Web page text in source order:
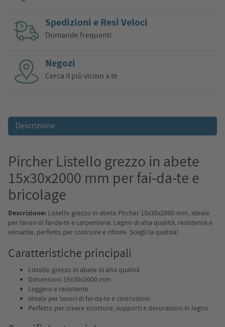
Spedizioni e Resi Veloci
Domande frequenti
Negozi
Cerca il più vicino a te
Descrizione
Pircher Listello grezzo in abete
15x30x2000 mm per fai-da-te e
bricolage
Descrizione: Listello grezzo in abete Pircher 15x30x2000 mm, ideale
per lavori di fai-da-te e carpenteria. Legno di alta qualità, resistente e
versatile, perfetto per costruire e rifinire. Scegli la qualità!
Caratteristiche principali
Listello grezzo in abete di alta qualità
Dimensioni 15x30x2000 mm
Leggero e resistente
Ideale per lavori di fai-da-te e costruzioni
Perfetto per creare strutture, supporti e decorazioni in legno